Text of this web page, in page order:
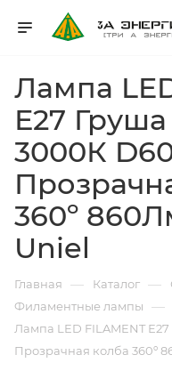
Лампа
Е27
3000К
360º
Uniel
Главная — Каталог —
Филаментные лампы —
Лампа LED FILAMENT
Прозрачная колба 360º